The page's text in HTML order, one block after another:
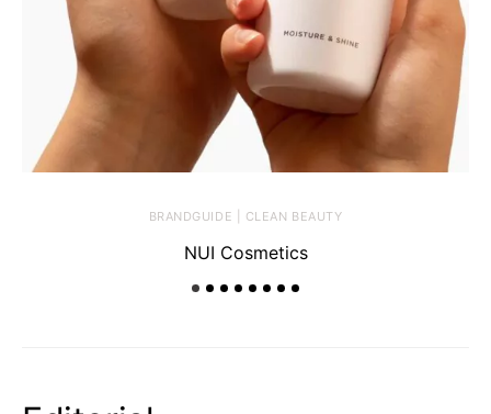
BRANDGUIDE | CLEAN BEAUTY
NUI Cosmetics